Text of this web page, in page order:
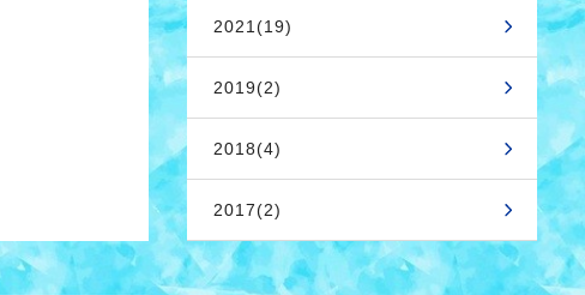
2021(19)
2019(2)
2018(4)
2017(2)